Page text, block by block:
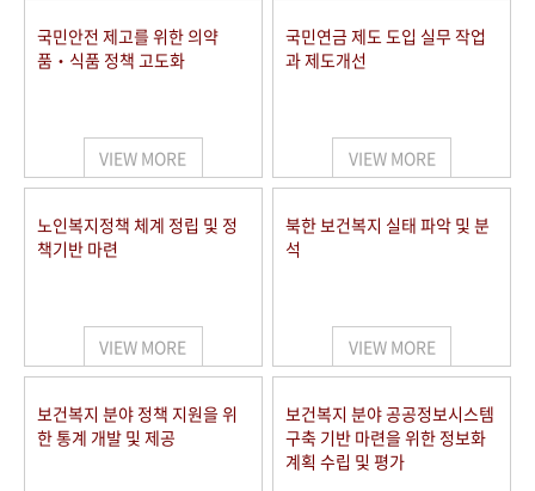
국민안전 제고를 위한 의약
품‧식품 정책 고도화
VIEW MORE
국민연금 제도 도입 실무 작업
과 제도개선
VIEW MORE
노인복지정책 체계 정립 및 정
책기반 마련
VIEW MORE
북한 보건복지 실태 파악 및 분
석
VIEW MORE
보건복지 분야 정책 지원을 위
한 통계 개발 및 제공
보건복지 분야 공공정보시스템
구축 기반 마련을 위한 정보화
계획 수립 및 평가